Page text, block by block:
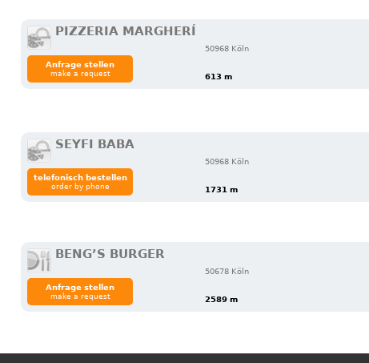
PIZZERIA MARGHERÍ
50968 Köln
613 m
Anfrage stellen
make a request
SEYFI BABA
50968 Köln
1731 m
telefonisch bestellen
order by phone
BENG’S BURGER
50678 Köln
2589 m
Anfrage stellen
make a request